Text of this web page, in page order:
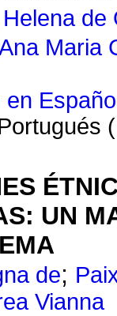
de
Maria
en
UN
de;
Vianna